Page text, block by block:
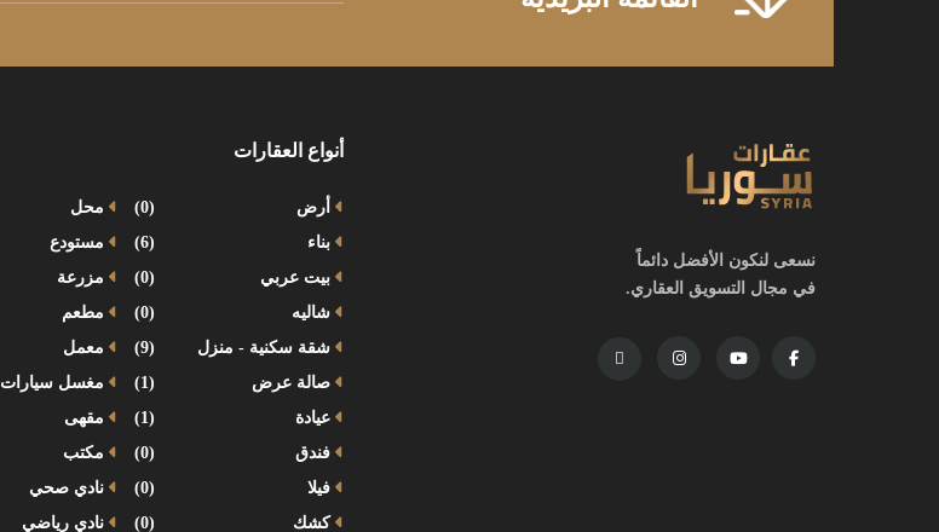
نسعى لنكون الأفضل دائماً
في مجال التسويق العقاري.
أنواع العقارات
أرض
(0)
بناء
(6)
بيت عربي
(0)
شاليه
(0)
شقة سكنية - منزل
(9)
صالة عرض
(1)
عيادة
(1)
فندق
(0)
فيلا
(0)
كشك
(0)
محل
مستودع
مزرعة
مطعم
معمل
مغسل سيارات
مقهى
مكتب
نادي صحي
نادي رياضي